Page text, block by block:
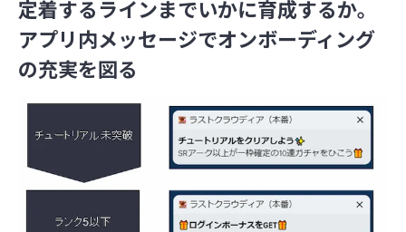
定着するラインまでいかに育成するか。
アプリ内メッセージでオンボーディング
の充実を図る